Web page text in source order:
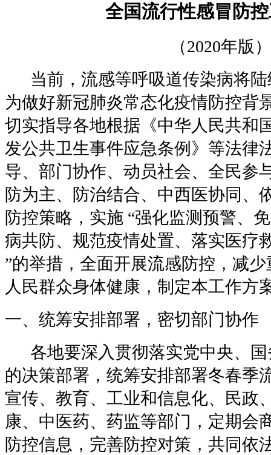
全国流行性感冒防
（2020年版）
当前，流感等呼吸道传染病将陆
为做好新冠肺炎常态化疫情防控背
切实指导各地根据《中华人民共和
发公共卫生事件应急条例》等法律
导、部门协作、动员社会、全民参
防为主、防治结合、中西医协同、
防控策略，实施 “强化监测预警、
病共防、规范疫情处置、落实医疗
”的举措，全面开展流感防控，减
人民群众身体健康，制定本工作方
一、统筹安排部署，密切部门协作
各地要深入贯彻落实党中央、国
的决策部署，统筹安排部署冬春季
宣传、教育、工业和信息化、民政
康、中医药、药监等部门，定期会
防控信息，完善防控对策，共同依